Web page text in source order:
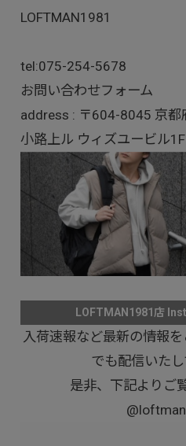
LOFTMAN1981
tel:075-254-5678
お問い合わせフォーム
address : 〒604-8045 京
小路上ル ウィズユービル1F
LOFTMAN1981店
入荷速報など最新の情報
でも配信いたし
是非、下記よりご